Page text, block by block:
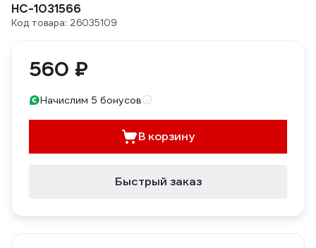
НС-1031566
Код товара: 26035109
560 ₽
Начислим 5 бонусов
В корзину
Быстрый заказ